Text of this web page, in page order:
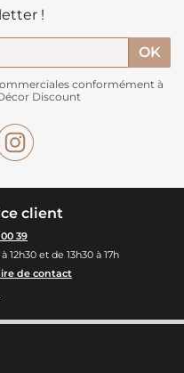
!
conformément à
Discount
client
39
et de 13h30 à 17h
de contact